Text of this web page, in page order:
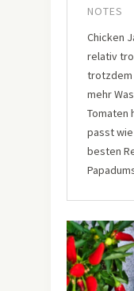
NOTES
Chicken
relativ
trotzdem
mehr
Tomaten
passt
besten